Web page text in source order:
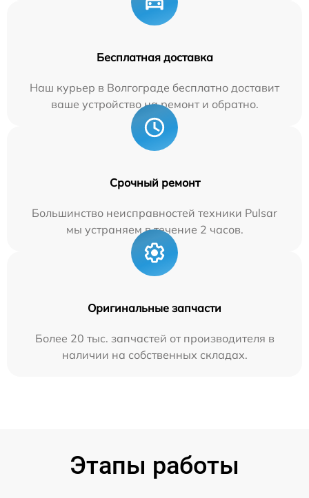
Бесплатная доставка
Наш курьер в Волгограде бесплатно доставит
ваше устройство на ремонт и обратно.
Срочный ремонт
Большинство неисправностей техники Pulsar
мы устраняем в течение 2 часов.
Оригинальные запчасти
Более 20 тыс. запчастей от производителя в
наличии на собственных складах.
Этапы работы